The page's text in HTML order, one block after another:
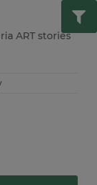
ART stories